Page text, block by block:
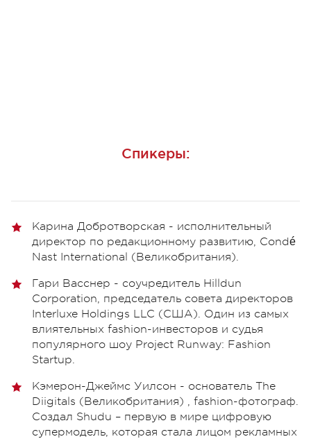
Спикеры:
Карина Добротворская - исполнительный
директор по редакционному развитию, Condé
Nast International (Великобритания).
Гари Васснер - соучредитель Hilldun
Corporation, председатель совета директоров
Interluxe Holdings LLC (США). Один из самых
влиятельных fashion-инвесторов и судья
популярного шоу Project Runway: Fashion
Startup.
Кэмерон-Джеймс Уилсон - основатель The
Diigitals (Великобритания) , fashion-фотограф.
Создал Shudu – первую в мире цифровую
супермодель, которая стала лицом рекламных